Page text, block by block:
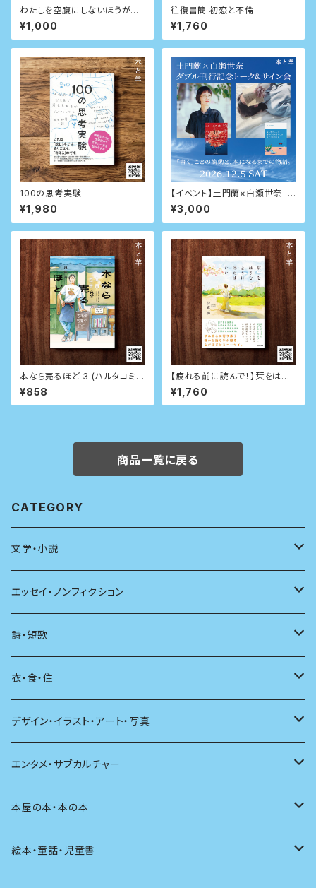
わたしを空腹にしないほうがい
い 改訂版
¥1,000
往復書簡 初恋と不倫
¥1,760
100の思考実験
¥1,980
【イベント】土門蘭×白瀬世奈 ダ
ブル刊行記念トーク&サイン会
¥3,000
本なら売るほど 3 (ハルタコミッ
クス)
¥858
【疲れる前に読んで！】栞をはさ
むように休めばいい
¥1,760
商品一覧に戻る
CATEGORY
文学・小説
日本
海外
日本語
文学理論
評論
文章術
エッセイ・ノンフィクション
エッセイ
日記
ノンフィクション
その他
評論
言葉
詩・短歌
詩
短歌
その他
衣・食・住
着る
食べる
料理
発酵・麹
住う
その他
デザイン・イラスト・アート・写真
デザイン
イラスト
アート
エンタメ・サブカルチャー
映画
音楽
本屋の本・本の本
本屋さんの本
絵本・童話・児童書